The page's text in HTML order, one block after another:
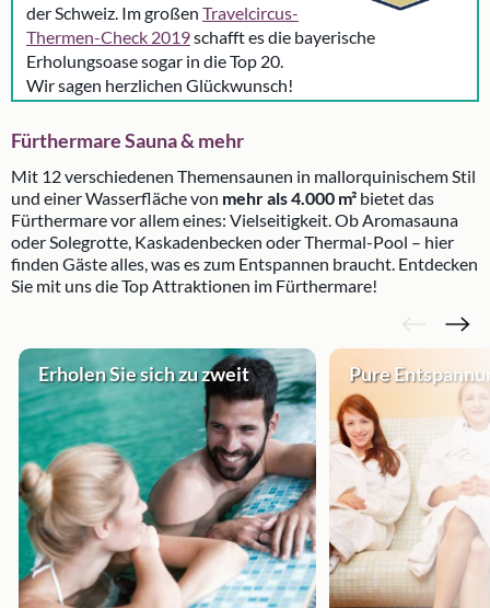
der Schweiz. Im großen Travelcircus-
Thermen-Check 2019schafft es die bayerische
Erholungsoase sogar in die Top 20.
Wir sagen herzlichen Glückwunsch!
Fürthermare Sauna & mehr
Mit 12 verschiedenen Themensaunen in mallorquinischem Stil
und einer Wasserfläche von mehr als 4.000 m² bietet das
Fürthermare vor allem eines: Vielseitigkeit. Ob Aromasauna
oder Solegrotte, Kaskadenbecken oder Thermal-Pool – hier
finden Gäste alles, was es zum Entspannen braucht. Entdecken
Sie mit uns die Top Attraktionen im Fürthermare!
Erholen Sie sich zu zweit Pure